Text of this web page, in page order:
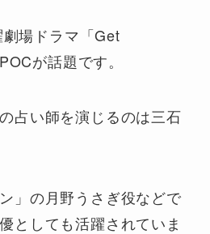
場ドラマ「Get
が話題です。
占い師を演じるのは三石
」の月野うさぎ役などで
としても活躍されていま